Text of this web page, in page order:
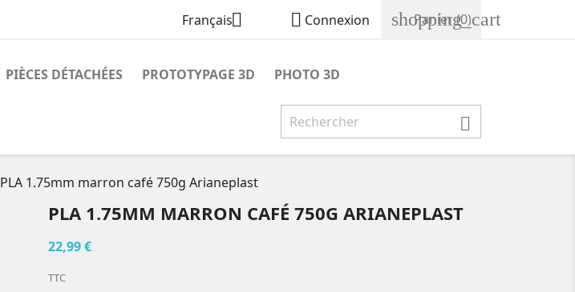
Français  Connexion shopping_cart
Panier(0)
PIÈCES DÉTACHÉES PROTOTYPAGE 3D PHOTO 3D

PLA 1.75mm marron café 750g Arianeplast
PLA 1.75MM MARRON CAFÉ 750G ARIANEPLAST
22,99 €
TTC